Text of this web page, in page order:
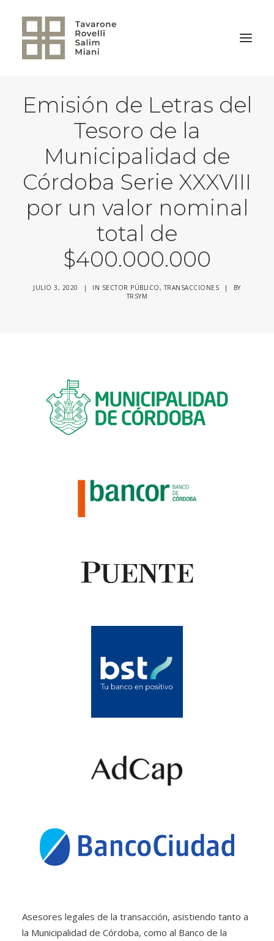
VOLVER A LA HOME
Emisión de Letras del
Tesoro de la
Municipalidad de
Córdoba Serie XXXVIII
por un valor nominal
total de
$400.000.000
JULIO 3, 2020 | IN SECTOR PÚBLICO,TRANSACCIONES |
BY
TRSYM
Asesores legales de la transacción, asistiendo tanto a
la Municipalidad de Córdoba, como al Banco de la